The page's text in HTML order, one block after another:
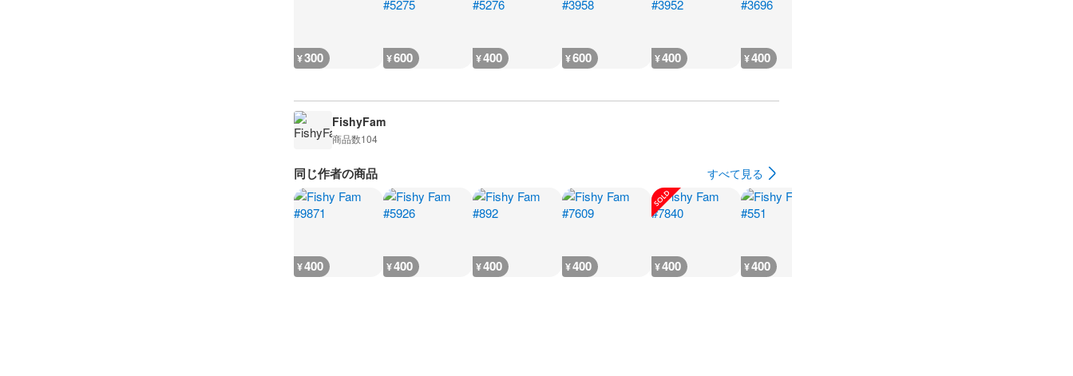
¥300 ¥600 ¥400 ¥600 ¥400 ¥400
FishyFam
商品数104
同じ作者の商品 すべて見る
¥400 ¥400 ¥400 ¥400 ¥400 ¥400